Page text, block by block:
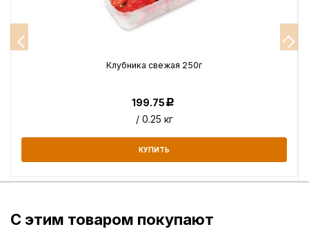
Клубника свежая 250г
199.75Р
/ 0.25 кг
КУПИТЬ
С этим товаром покупают